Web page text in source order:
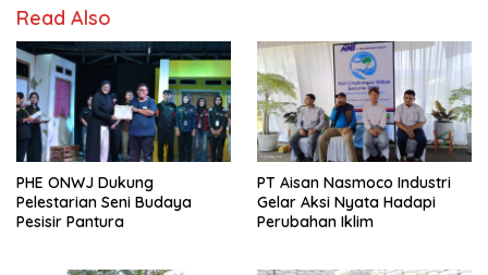
Read Also
PHE ONWJ Dukung
Pelestarian Seni Budaya
Pesisir Pantura
PT Aisan Nasmoco Industri
Gelar Aksi Nyata Hadapi
Perubahan Iklim